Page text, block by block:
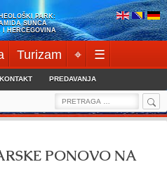
PARK:
SUNCA
I HERCEGOVINA
Turizam ⌖ ☰
KONTAKT PREDAVANJA
Search
for:
PONOVO NA